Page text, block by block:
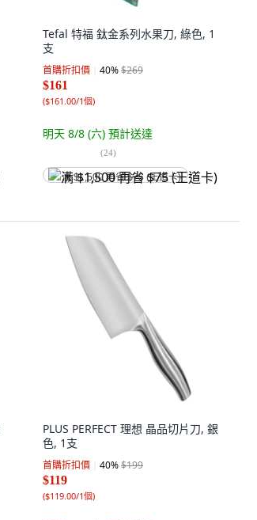
Tefal 特福 鈦金系列水果刀, 綠色, 1
支
首購折扣價 40%$269
$161
($161.00/1個)
明天 8/8 (六) 預計送達
(24)
满 $1,500 再省 $75 (王道卡)
PLUS PERFECT 理想 晶品切片刀, 銀
色, 1支
首購折扣價 40%$199
$119
($119.00/1個)